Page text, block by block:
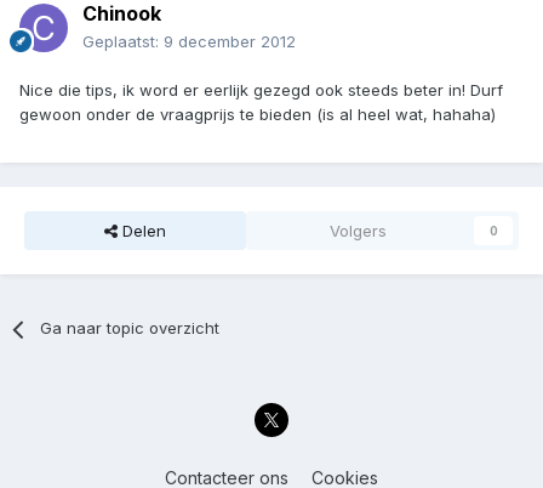
Chinook
Geplaatst: 9 december 2012
Nice die tips, ik word er eerlijk gezegd ook steeds beter in! Durf
gewoon onder de vraagprijs te bieden (is al heel wat, hahaha)
Delen Volgers 0
Ga naar topic overzicht
Contacteer ons Cookies